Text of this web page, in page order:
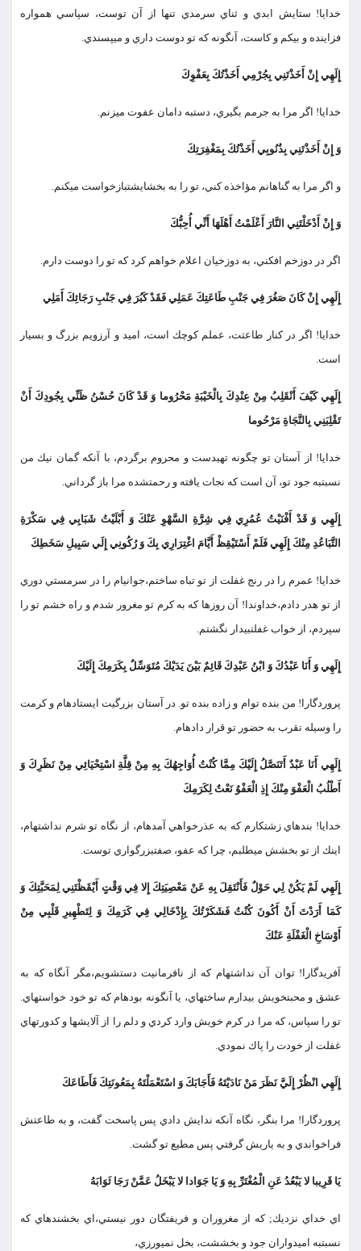
خدايا! ستايش ابدي و ثناي سرمدي تنها از آن توست، سپاسي همواره
فزاينده و بي‏كم و كاست، آنگونه كه تو دوست داري و مي‏پسندي.
إِلَهِي إِنْ أَخَذْتَنِي بِجُرْمِي أَخَذْتُكَ بِعَفْوِكَ
خدايا! اگر مرا به جرمم بگيري، دست‏به دامان عفوت مي‏زنم.
وَ إِنْ أَخَذْتَنِي بِذُنُوبِي أَخَذْتُكَ بِمَغْفِرَتِكَ
و اگر مرا به گناهانم مؤاخذه كني، تو را به بخشايشت‏بازخواست مي‏كنم.
وَ إِنْ أَدْخَلْتَنِي النَّارَ أَعْلَمْتُ أَهْلَهَا أَنِّي أُحِبُّكَ
اگر در دوزخم افكني، به دوزخيان اعلام خواهم كرد كه تو را دوست دارم.
إِلَهِي إِنْ كَانَ صَغُرَ فِي جَنْبِ طَاعَتِكَ عَمَلِي فَقَدْ كَبُرَ فِي جَنْبِ رَجَائِكَ أَمَلِي
خدايا! اگر در كنار طاعتت، عملم كوچك است، اميد و آرزويم بزرگ و بسيار
است.
إِلَهِي كَيْفَ أَنْقَلِبُ مِنْ عِنْدِكَ بِالْخَيْبَةِ مَحْرُوما وَ قَدْ كَانَ حُسْنُ ظَنِّي بِجُودِكَ أَنْ
تَقْلِبَنِي بِالنَّجَاةِ مَرْحُوما
خدايا! از آستان تو چگونه تهيدست و محروم برگردم، با آنكه گمان نيك من
نسبت‏به جود تو، آن است كه نجات يافته و رحمت‏شده مرا باز گرداني.
إِلَهِي وَ قَدْ أَفْنَيْتُ عُمُرِي فِي شِرَّةِ السَّهْوِ عَنْكَ وَ أَبْلَيْتُ شَبَابِي فِي سَكْرَةِ
التَّبَاعُدِ مِنْكَ إِلَهِي فَلَمْ أَسْتَيْقِظْ أَيَّامَ اغْتِرَارِي بِكَ وَ رُكُونِي إِلَي سَبِيلِ سَخَطِكَ
خدايا! عمرم را در رنج غفلت از تو تباه ساختم،جواني‏ام را در سرمستي دوري
از تو هدر دادم،خداوندا! آن روزها كه به كرم تو مغرور شدم و راه خشم تو را
سپردم، از خواب غفلت‏بيدار نگشتم.
إِلَهِي وَ أَنَا عَبْدُكَ وَ ابْنُ عَبْدِكَ قَائِمٌ بَيْنَ يَدَيْكَ مُتَوَسِّلٌ بِكَرَمِكَ إِلَيْكَ
پروردگارا! من بنده توام و زاده بنده تو. در آستان بزرگيت ايستاده‏ام و كرمت
را وسيله تقرب به حضور تو قرار داده‏ام.
إِلَهِي أَنَا عَبْدٌ أَتَنَصَّلُ إِلَيْكَ مِمَّا كُنْتُ أُوَاجِهُكَ بِهِ مِنْ قِلَّةِ اسْتِحْيَائِي مِنْ نَظَرِكَ وَ
أَطْلُبُ الْعَفْوَ مِنْكَ إِذِ الْعَفْوُ نَعْتٌ لِكَرَمِكَ
خدايا! بنده‏اي زشتكارم كه به عذرخواهي آمده‏ام، از نگاه تو شرم نداشته‏ام،
اينك از تو بخشش مي‏طلبم، چرا كه عفو، صفت‏بزرگواري توست.
إِلَهِي لَمْ يَكُنْ لِي حَوْلٌ فَأَنْتَقِلَ بِهِ عَنْ مَعْصِيَتِكَ إِلا فِي وَقْتٍ أَيْقَظْتَنِي لِمَحَبَّتِكَ وَ
كَمَا أَرَدْتَ أَنْ أَكُونَ كُنْتُ فَشَكَرْتُكَ بِإِدْخَالِي فِي كَرَمِكَ وَ لِتَطْهِيرِ قَلْبِي مِنْ
أَوْسَاخِ الْغَفْلَةِ عَنْكَ
آفريدگارا! توان آن نداشته‏ام كه از نافرمانيت دست‏شويم،مگر آنگاه كه به
عشق و محبت‏خويش بيدارم ساخته‏اي، يا آنگونه بوده‏ام كه تو خود خواسته‏اي.
تو را سپاس، كه مرا در كرم خويش وارد كردي و دلم را از آلايشها و كدورتهاي
غفلت از خودت را پاك نمودي.
إِلَهِي انْظُرْ إِلَيَّ نَظَرَ مَنْ نَادَيْتَهُ فَأَجَابَكَ وَ اسْتَعْمَلْتَهُ بِمَعُونَتِكَ فَأَطَاعَكَ
پروردگارا! مرا بنگر، نگاه آنكه ندايش دادي پس پاسخت گفت، و به طاعتش
فراخواندي و به ياريش گرفتي پس مطيع تو گشت.
يَا قَرِيبا لا يَبْعُدُ عَنِ الْمُغْتَرِّ بِهِ وَ يَا جَوَادا لا يَبْخَلُ عَمَّنْ رَجَا ثَوَابَهُ
اي خداي نزديك; كه از مغروران و فريفتگان دور نيستي،اي بخشنده‏اي كه
نسبت‏به اميدواران جود و بخششت، بخل نمي‏ورزي،